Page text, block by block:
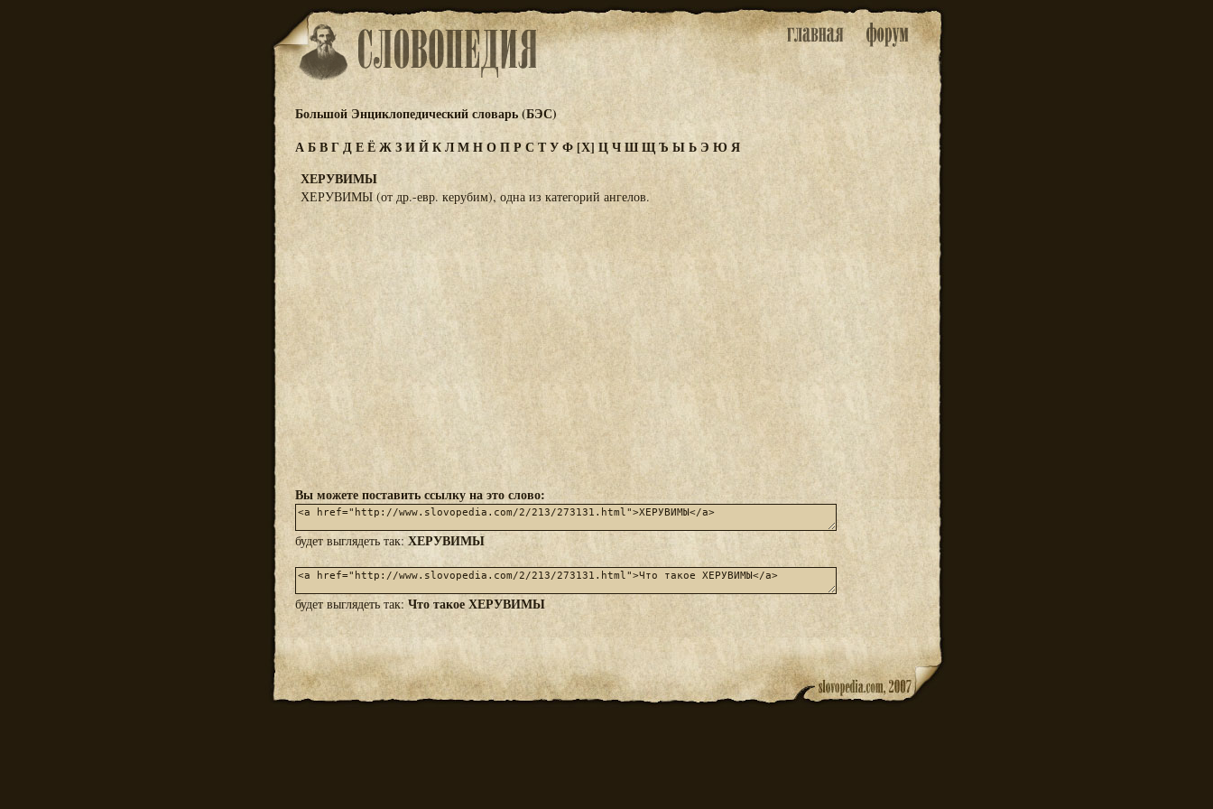
Большой Энциклопедический словарь (БЭС)
АБВГДЕЁЖЗИЙКЛМНОПРСТУФ[Х] ЦЧШЩЪЫЬ Э Ю Я
ХЕРУВИМЫ
ХЕРУВИМЫ (от др.-евр. керубим), одна из категорий ангелов.
Вы можете поставить ссылку на это слово:
будет выглядеть так:ХЕРУВИМЫ
будет выглядеть так: Что такое ХЕРУВИМЫ